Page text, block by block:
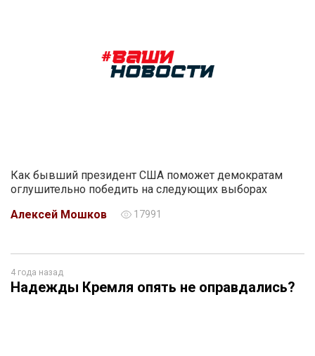
Как бывший президент США поможет демократам
оглушительно победить на следующих выборах
Алексей Мошков
17991
4 года назад
Надежды Кремля опять не оправдались?